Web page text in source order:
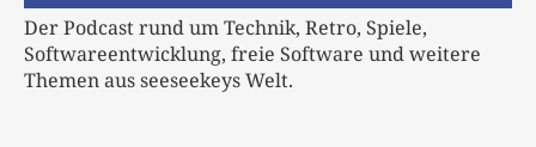
Der Podcast rund um Technik, Retro, Spiele,
Softwareentwicklung, freie Software und weitere
Themen aus seeseekeys Welt.